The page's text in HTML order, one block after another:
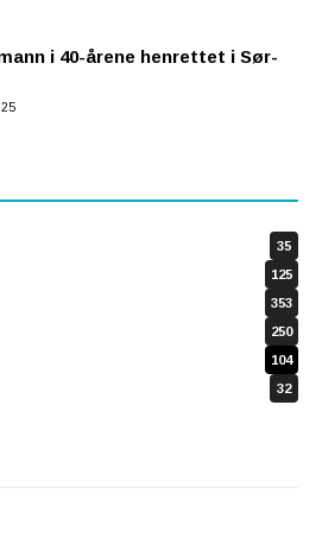
i 40-årene henrettet i Sør-
35
125
353
250
104
32